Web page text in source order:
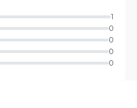
1
0
0
0
0